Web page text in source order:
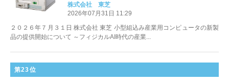
株式会社 東芝
2026年07月31日 11:29
２０２６年７月３１日 株式会社 東芝 小型組込み産業用コンピュータの新製
品の提供開始について ～フィジカルAI時代の産業...
第23位